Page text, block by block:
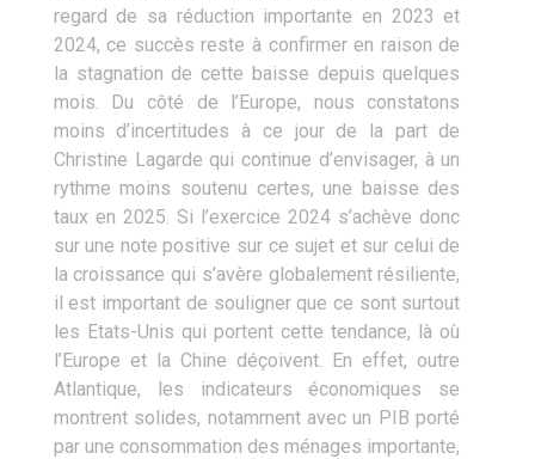
regard de sa réduction importante en 2023 et
2024, ce succès reste à confirmer en raison de
la stagnation de cette baisse depuis quelques
mois. Du côté de l’Europe, nous constatons
moins d’incertitudes à ce jour de la part de
Christine Lagarde qui continue d’envisager, à un
rythme moins soutenu certes, une baisse des
taux en 2025. Si l’exercice 2024 s’achève donc
sur une note positive sur ce sujet et sur celui de
la croissance qui s’avère globalement résiliente,
il est important de souligner que ce sont surtout
les Etats-Unis qui portent cette tendance, là où
l’Europe et la Chine déçoivent. En effet, outre
Atlantique, les indicateurs économiques se
montrent solides, notamment avec un PIB porté
par une consommation des ménages importante,